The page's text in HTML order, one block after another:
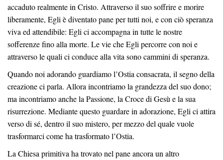
accaduto realmente in Cristo. Attraverso il suo soffrire e morire
liberamente, Egli è diventato pane per tutti noi, e con ciò speranza
viva ed attendibile: Egli ci accompagna in tutte le nostre
sofferenze fino alla morte. Le vie che Egli percorre con noi e
attraverso le quali ci conduce alla vita sono cammini di speranza.
Quando noi adorando guardiamo l’Ostia consacrata, il segno della
creazione ci parla. Allora incontriamo la grandezza del suo dono;
ma incontriamo anche la Passione, la Croce di Gesù e la sua
risurrezione. Mediante questo guardare in adorazione, Egli ci attira
verso di sé, dentro il suo mistero, per mezzo del quale vuole
trasformarci come ha trasformato l’Ostia.
La Chiesa primitiva ha trovato nel pane ancora un altro